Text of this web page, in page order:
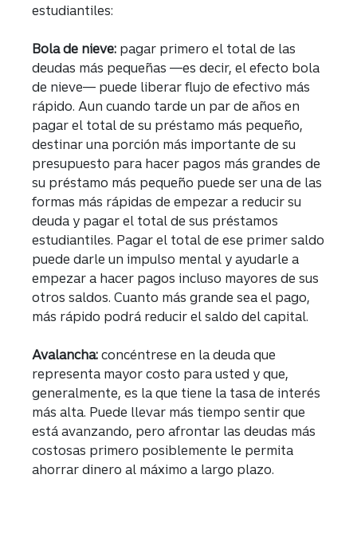
estudiantiles:
Bola de nieve:pagar primero el total de las
deudas más pequeñas —es decir, el efecto bola
de nieve— puede liberar flujo de efectivo más
rápido. Aun cuando tarde un par de años en
pagar el total de su préstamo más pequeño,
destinar una porción más importante de su
presupuesto para hacer pagos más grandes de
su préstamo más pequeño puede ser una de las
formas más rápidas de empezar a reducir su
deuda y pagar el total de sus préstamos
estudiantiles. Pagar el total de ese primer saldo
puede darle un impulso mental y ayudarle a
empezar a hacer pagos incluso mayores de sus
otros saldos. Cuanto más grande sea el pago,
más rápido podrá reducir el saldo del capital.
Avalancha:concéntrese en la deuda que
representa mayor costo para usted y que,
generalmente, es la que tiene la tasa de interés
más alta. Puede llevar más tiempo sentir que
está avanzando, pero afrontar las deudas más
costosas primero posiblemente le permita
ahorrar dinero al máximo a largo plazo.